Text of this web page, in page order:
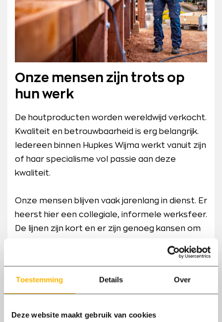
Toestemming Details Over
Deze website maakt gebruik van cookies
Onze mensen zijn trots op
hun werk
De houtproducten worden wereldwijd verkocht.
Kwaliteit en betrouwbaarheid is erg belangrijk.
Iedereen binnen Hupkes Wijma werkt vanuit zijn
of haar specialisme vol passie aan deze
kwaliteit.
Onze mensen blijven vaak jarenlang in dienst. Er
heerst hier een collegiale, informele werksfeer.
De lijnen zijn kort en er zijn genoeg kansen om
Klinkt dit goed? Wacht dan niet, bekijk de
vacatures en solliciteer.